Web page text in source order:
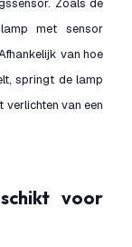
Zoals de
met sensor
van hoe
springt de lamp
van een